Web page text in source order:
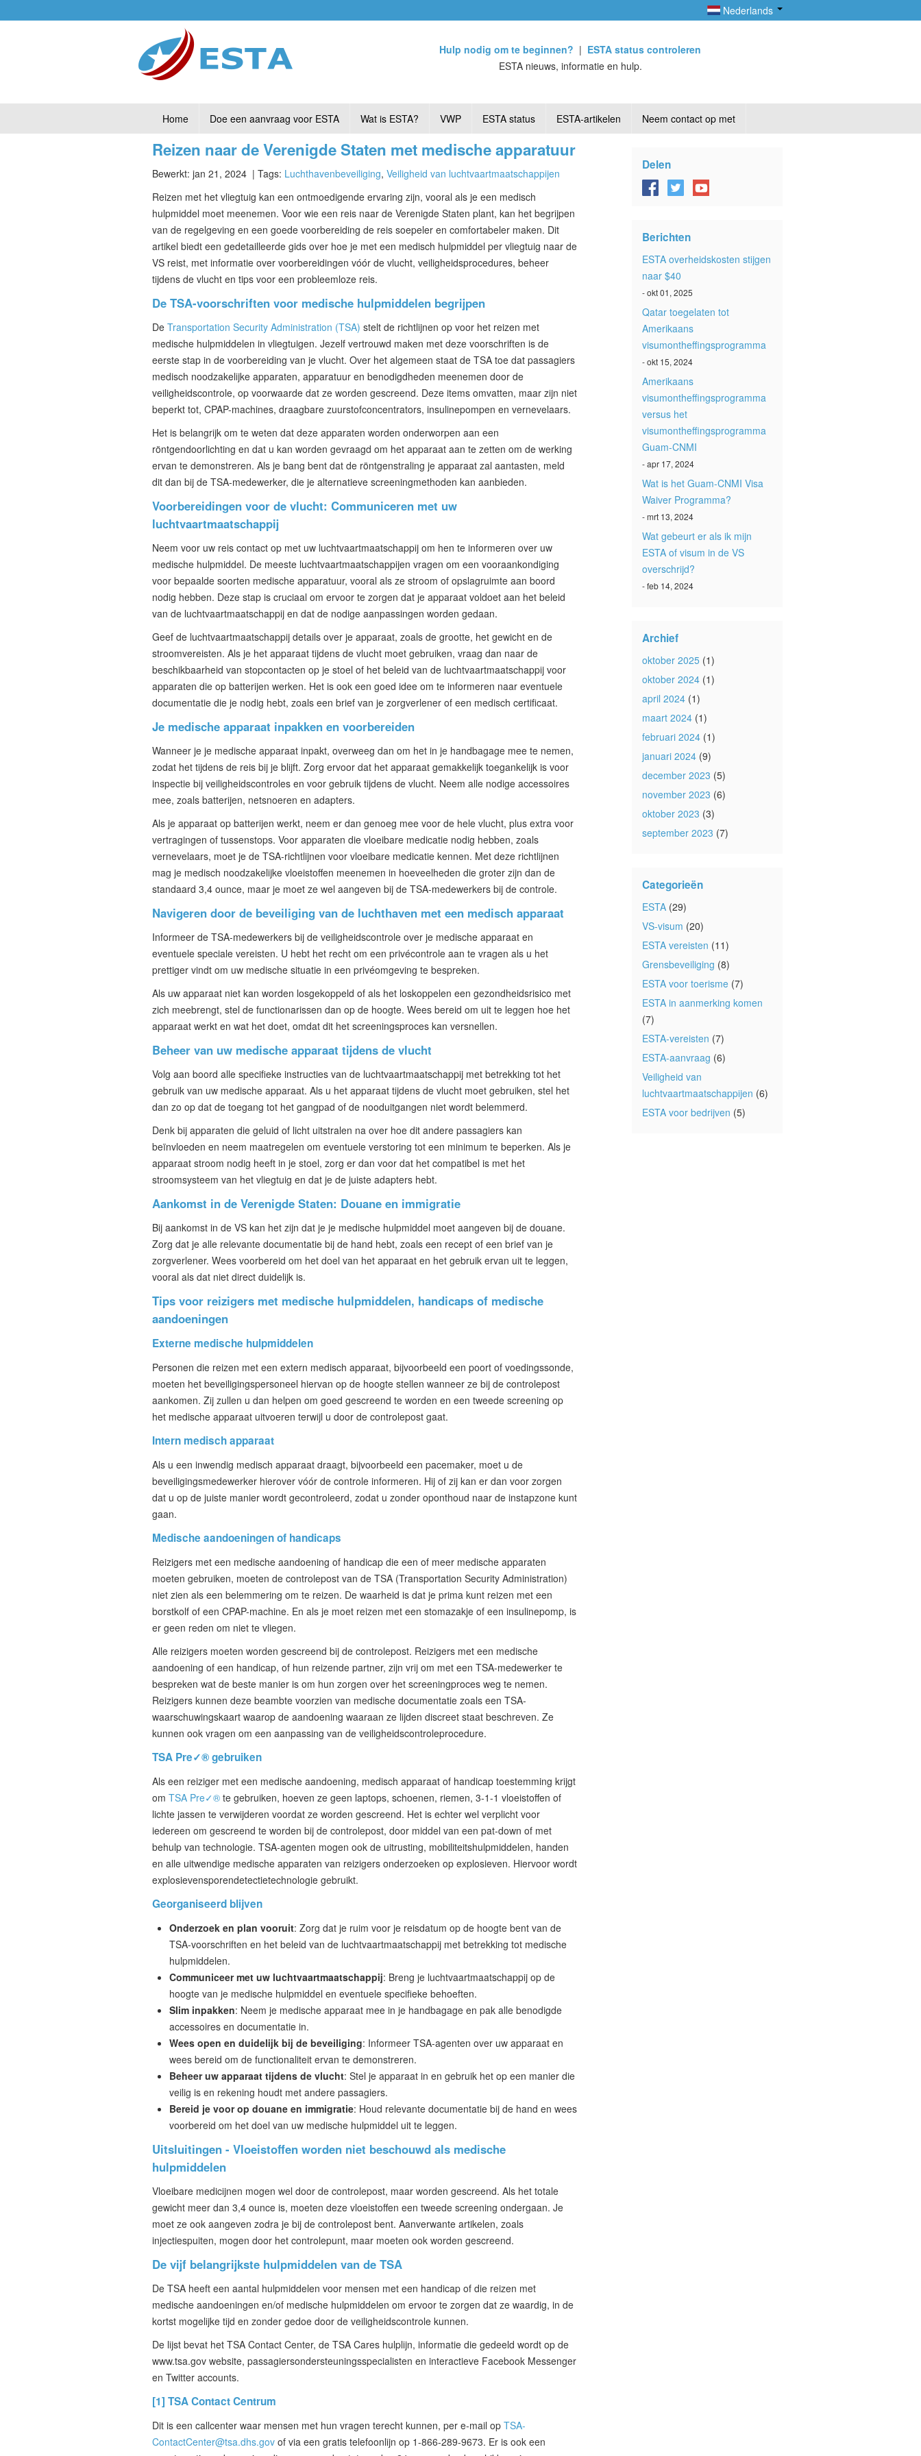
Nederlands
Hulp nodig om te beginnen? | ESTA status controleren
ESTA nieuws, informatie en hulp.
Home Doe een aanvraag voor ESTA Wat is ESTA? VWP ESTA status ESTA-artikelen Neem contact op met
Reizen naar de Verenigde Staten met medische apparatuur
Bewerkt: jan 21, 2024 | Tags: Luchthavenbeveiliging, Veiligheid van luchtvaartmaatschappijen
Reizen met het vliegtuig kan een ontmoedigende ervaring zijn, vooral als je een medisch
hulpmiddel moet meenemen. Voor wie een reis naar de Verenigde Staten plant, kan het begrijpen
van de regelgeving en een goede voorbereiding de reis soepeler en comfortabeler maken. Dit
artikel biedt een gedetailleerde gids over hoe je met een medisch hulpmiddel per vliegtuig naar de
VS reist, met informatie over voorbereidingen vóór de vlucht, veiligheidsprocedures, beheer
tijdens de vlucht en tips voor een probleemloze reis.
De TSA-voorschriften voor medische hulpmiddelen begrijpen
De Transportation Security Administration (TSA) stelt de richtlijnen op voor het reizen met
medische hulpmiddelen in vliegtuigen. Jezelf vertrouwd maken met deze voorschriften is de
eerste stap in de voorbereiding van je vlucht. Over het algemeen staat de TSA toe dat passagiers
medisch noodzakelijke apparaten, apparatuur en benodigdheden meenemen door de
veiligheidscontrole, op voorwaarde dat ze worden gescreend. Deze items omvatten, maar zijn niet
beperkt tot, CPAP-machines, draagbare zuurstofconcentrators, insulinepompen en vernevelaars.
Het is belangrijk om te weten dat deze apparaten worden onderworpen aan een
röntgendoorlichting en dat u kan worden gevraagd om het apparaat aan te zetten om de werking
ervan te demonstreren. Als je bang bent dat de röntgenstraling je apparaat zal aantasten, meld
dit dan bij de TSA-medewerker, die je alternatieve screeningmethoden kan aanbieden.
Voorbereidingen voor de vlucht: Communiceren met uw
luchtvaartmaatschappij
Neem voor uw reis contact op met uw luchtvaartmaatschappij om hen te informeren over uw
medische hulpmiddel. De meeste luchtvaartmaatschappijen vragen om een vooraankondiging
voor bepaalde soorten medische apparatuur, vooral als ze stroom of opslagruimte aan boord
nodig hebben. Deze stap is cruciaal om ervoor te zorgen dat je apparaat voldoet aan het beleid
van de luchtvaartmaatschappij en dat de nodige aanpassingen worden gedaan.
Geef de luchtvaartmaatschappij details over je apparaat, zoals de grootte, het gewicht en de
stroomvereisten. Als je het apparaat tijdens de vlucht moet gebruiken, vraag dan naar de
beschikbaarheid van stopcontacten op je stoel of het beleid van de luchtvaartmaatschappij voor
apparaten die op batterijen werken. Het is ook een goed idee om te informeren naar eventuele
documentatie die je nodig hebt, zoals een brief van je zorgverlener of een medisch certificaat.
Je medische apparaat inpakken en voorbereiden
Wanneer je je medische apparaat inpakt, overweeg dan om het in je handbagage mee te nemen,
zodat het tijdens de reis bij je blijft. Zorg ervoor dat het apparaat gemakkelijk toegankelijk is voor
inspectie bij veiligheidscontroles en voor gebruik tijdens de vlucht. Neem alle nodige accessoires
mee, zoals batterijen, netsnoeren en adapters.
Als je apparaat op batterijen werkt, neem er dan genoeg mee voor de hele vlucht, plus extra voor
vertragingen of tussenstops. Voor apparaten die vloeibare medicatie nodig hebben, zoals
vernevelaars, moet je de TSA-richtlijnen voor vloeibare medicatie kennen. Met deze richtlijnen
mag je medisch noodzakelijke vloeistoffen meenemen in hoeveelheden die groter zijn dan de
standaard 3,4 ounce, maar je moet ze wel aangeven bij de TSA-medewerkers bij de controle.
Navigeren door de beveiliging van de luchthaven met een medisch apparaat
Informeer de TSA-medewerkers bij de veiligheidscontrole over je medische apparaat en
eventuele speciale vereisten. U hebt het recht om een privécontrole aan te vragen als u het
prettiger vindt om uw medische situatie in een privéomgeving te bespreken.
Als uw apparaat niet kan worden losgekoppeld of als het loskoppelen een gezondheidsrisico met
zich meebrengt, stel de functionarissen dan op de hoogte. Wees bereid om uit te leggen hoe het
apparaat werkt en wat het doet, omdat dit het screeningsproces kan versnellen.
Beheer van uw medische apparaat tijdens de vlucht
Volg aan boord alle specifieke instructies van de luchtvaartmaatschappij met betrekking tot het
gebruik van uw medische apparaat. Als u het apparaat tijdens de vlucht moet gebruiken, stel het
dan zo op dat de toegang tot het gangpad of de nooduitgangen niet wordt belemmerd.
Denk bij apparaten die geluid of licht uitstralen na over hoe dit andere passagiers kan
beïnvloeden en neem maatregelen om eventuele verstoring tot een minimum te beperken. Als je
apparaat stroom nodig heeft in je stoel, zorg er dan voor dat het compatibel is met het
stroomsysteem van het vliegtuig en dat je de juiste adapters hebt.
Aankomst in de Verenigde Staten: Douane en immigratie
Bij aankomst in de VS kan het zijn dat je je medische hulpmiddel moet aangeven bij de douane.
Zorg dat je alle relevante documentatie bij de hand hebt, zoals een recept of een brief van je
zorgverlener. Wees voorbereid om het doel van het apparaat en het gebruik ervan uit te leggen,
vooral als dat niet direct duidelijk is.
Tips voor reizigers met medische hulpmiddelen, handicaps of medische
aandoeningen
Externe medische hulpmiddelen
Personen die reizen met een extern medisch apparaat, bijvoorbeeld een poort of voedingssonde,
moeten het beveiligingspersoneel hiervan op de hoogte stellen wanneer ze bij de controlepost
aankomen. Zij zullen u dan helpen om goed gescreend te worden en een tweede screening op
het medische apparaat uitvoeren terwijl u door de controlepost gaat.
Intern medisch apparaat
Als u een inwendig medisch apparaat draagt, bijvoorbeeld een pacemaker, moet u de
beveiligingsmedewerker hierover vóór de controle informeren. Hij of zij kan er dan voor zorgen
dat u op de juiste manier wordt gecontroleerd, zodat u zonder oponthoud naar de instapzone kunt
gaan.
Medische aandoeningen of handicaps
Reizigers met een medische aandoening of handicap die een of meer medische apparaten
moeten gebruiken, moeten de controlepost van de TSA (Transportation Security Administration)
niet zien als een belemmering om te reizen. De waarheid is dat je prima kunt reizen met een
borstkolf of een CPAP-machine. En als je moet reizen met een stomazakje of een insulinepomp, is
er geen reden om niet te vliegen.
Alle reizigers moeten worden gescreend bij de controlepost. Reizigers met een medische
aandoening of een handicap, of hun reizende partner, zijn vrij om met een TSA-medewerker te
bespreken wat de beste manier is om hun zorgen over het screeningproces weg te nemen.
Reizigers kunnen deze beambte voorzien van medische documentatie zoals een TSA-
waarschuwingskaart waarop de aandoening waaraan ze lijden discreet staat beschreven. Ze
kunnen ook vragen om een aanpassing van de veiligheidscontroleprocedure.
TSA Pre✓® gebruiken
Als een reiziger met een medische aandoening, medisch apparaat of handicap toestemming krijgt
om TSA Pre✓® te gebruiken, hoeven ze geen laptops, schoenen, riemen, 3-1-1 vloeistoffen of
lichte jassen te verwijderen voordat ze worden gescreend. Het is echter wel verplicht voor
iedereen om gescreend te worden bij de controlepost, door middel van een pat-down of met
behulp van technologie. TSA-agenten mogen ook de uitrusting, mobiliteitshulpmiddelen, handen
en alle uitwendige medische apparaten van reizigers onderzoeken op explosieven. Hiervoor wordt
explosievensporendetectietechnologie gebruikt.
Georganiseerd blijven
Onderzoek en plan vooruit: Zorg dat je ruim voor je reisdatum op de hoogte bent van de
TSA-voorschriften en het beleid van de luchtvaartmaatschappij met betrekking tot medische
hulpmiddelen.
Communiceer met uw luchtvaartmaatschappij: Breng je luchtvaartmaatschappij op de
hoogte van je medische hulpmiddel en eventuele specifieke behoeften.
Slim inpakken: Neem je medische apparaat mee in je handbagage en pak alle benodigde
accessoires en documentatie in.
Wees open en duidelijk bij de beveiliging: Informeer TSA-agenten over uw apparaat en
wees bereid om de functionaliteit ervan te demonstreren.
Beheer uw apparaat tijdens de vlucht: Stel je apparaat in en gebruik het op een manier die
veilig is en rekening houdt met andere passagiers.
Bereid je voor op douane en immigratie: Houd relevante documentatie bij de hand en wees
voorbereid om het doel van uw medische hulpmiddel uit te leggen.
Uitsluitingen - Vloeistoffen worden niet beschouwd als medische
hulpmiddelen
Vloeibare medicijnen mogen wel door de controlepost, maar worden gescreend. Als het totale
gewicht meer dan 3,4 ounce is, moeten deze vloeistoffen een tweede screening ondergaan. Je
moet ze ook aangeven zodra je bij de controlepost bent. Aanverwante artikelen, zoals
injectiespuiten, mogen door het controlepunt, maar moeten ook worden gescreend.
De vijf belangrijkste hulpmiddelen van de TSA
De TSA heeft een aantal hulpmiddelen voor mensen met een handicap of die reizen met
medische aandoeningen en/of medische hulpmiddelen om ervoor te zorgen dat ze waardig, in de
kortst mogelijke tijd en zonder gedoe door de veiligheidscontrole kunnen.
De lijst bevat het TSA Contact Center, de TSA Cares hulplijn, informatie die gedeeld wordt op de
www.tsa.gov website, passagiersondersteuningsspecialisten en interactieve Facebook Messenger
en Twitter accounts.
[1] TSA Contact Centrum
Dit is een callcenter waar mensen met hun vragen terecht kunnen, per e-mail op TSA-
ContactCenter@tsa.dhs.gov of via een gratis telefoonlijn op 1-866-289-9673. Er is ook een
Delen
Berichten
ESTA overheidskosten stijgen
naar $40
- okt 01, 2025
Qatar toegelaten tot
Amerikaans
visumontheffingsprogramma
- okt 15, 2024
Amerikaans
visumontheffingsprogramma
versus het
visumontheffingsprogramma
Guam-CNMI
- apr 17, 2024
Wat is het Guam-CNMI Visa
Waiver Programma?
- mrt 13, 2024
Wat gebeurt er als ik mijn
ESTA of visum in de VS
overschrijd?
- feb 14, 2024
Archief
oktober 2025 (1)
oktober 2024 (1)
april 2024 (1)
maart 2024 (1)
februari 2024 (1)
januari 2024 (9)
december 2023 (5)
november 2023 (6)
oktober 2023 (3)
september 2023 (7)
Categorieën
ESTA (29)
VS-visum (20)
ESTA vereisten (11)
Grensbeveiliging (8)
ESTA voor toerisme (7)
ESTA in aanmerking komen
(7)
ESTA-vereisten (7)
ESTA-aanvraag (6)
Veiligheid van
luchtvaartmaatschappijen (6)
ESTA voor bedrijven (5)